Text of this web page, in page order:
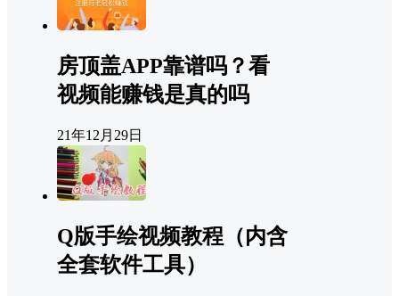
房顶盖APP靠谱吗？看
视频能赚钱是真的吗
21年12月29日
Q版手绘视频教程（内含
全套软件工具）